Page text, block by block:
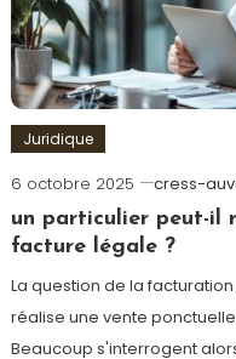
Juridique
6 octobre 2025
cress-
un particulier peut-il
facture légale ?
La question de la
réalise une vente
Beaucoup s'interrogent